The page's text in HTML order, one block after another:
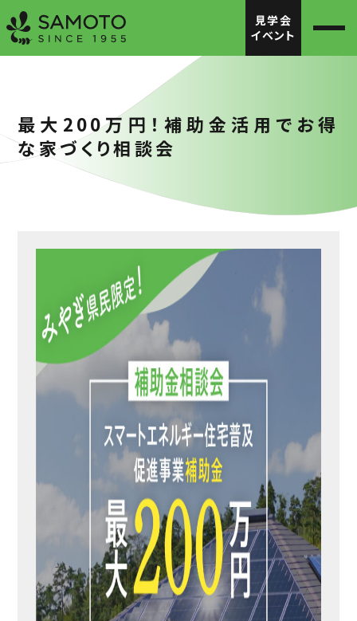
最大200万円！補助金活用でお得
な家づくり相談会
見学会
イベント